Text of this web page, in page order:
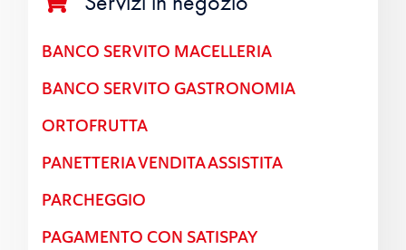
BANCO SERVITO MACELLERIA
BANCO SERVITO GASTRONOMIA
ORTOFRUTTA
PANETTERIA VENDITA ASSISTITA
PARCHEGGIO
PAGAMENTO CON SATISPAY